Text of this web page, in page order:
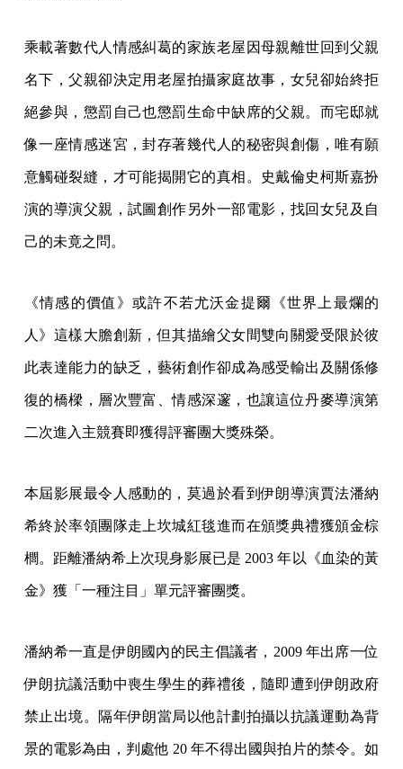
乘載著數代人情感糾葛的家族老屋因母親離世回到父親
名下，父親卻決定用老屋拍攝家庭故事，女兒卻始終拒
絕參與，懲罰自己也懲罰生命中缺席的父親。而宅邸就
像一座情感迷宮，封存著幾代人的秘密與創傷，唯有願
意觸碰裂縫，才可能揭開它的真相。史戴倫史柯斯嘉扮
演的導演父親，試圖創作另外一部電影，找回女兒及自
己的未竟之問。
《情感的價值》或許不若尤沃金提爾《世界上最爛的
人》這樣大膽創新，但其描繪父女間雙向關愛受限於彼
此表達能力的缺乏，藝術創作卻成為感受輸出及關係修
復的橋樑，層次豐富、情感深邃，也讓這位丹麥導演第
二次進入主競賽即獲得評審團大獎殊榮。
本屆影展最令人感動的，莫過於看到伊朗導演賈法潘納
希終於率領團隊走上坎城紅毯進而在頒獎典禮獲頒金棕
櫚。距離潘納希上次現身影展已是 2003 年以《血染的黃
金》獲「一種注目」單元評審團獎。
潘納希一直是伊朗國內的民主倡議者，2009 年出席一位
伊朗抗議活動中喪生學生的葬禮後，隨即遭到伊朗政府
禁止出境。隔年伊朗當局以他計劃拍攝以抗議運動為背
景的電影為由，判處他 20 年不得出國與拍片的禁令。如